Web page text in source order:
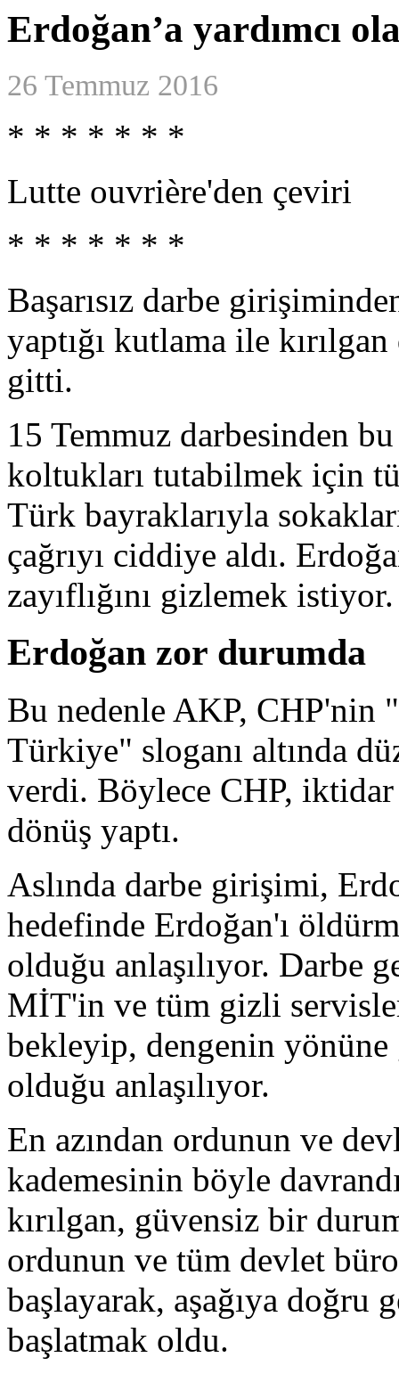
Erdoğan’a yardımcı
26 Temmuz 2016
* * * * * * *
Lutte ouvrière'den çeviri
* * * * * * *
Başarısız darbe
yaptığı kutlama ile
gitti.
15 Temmuz darbesinden
koltukları tutabilmek için
Türk bayraklarıyla
çağrıyı ciddiye aldı.
zayıflığını gizlemek istiyor.
Erdoğan zor durumda
Bu nedenle AKP, CHP'nin
Türkiye" sloganı altında
verdi. Böylece CHP,
dönüş yaptı.
Aslında darbe girişimi,
hedefinde Erdoğan'ı
olduğu anlaşılıyor. Darbe
MİT'in ve tüm gizli
bekleyip, dengenin
olduğu anlaşılıyor.
En azından ordunun ve
kademesinin böyle
kırılgan, güvensiz bir
ordunun ve tüm devlet
başlayarak, aşağıya doğru
başlatmak oldu.